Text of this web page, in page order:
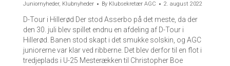
Juniornyheder, Klubnyheder By Klubsekretær AGC 2. august 2022
D-Tour i Hillerød Der stod Asserbo på det meste, da der
den 30. juli blev spillet endnu en afdeling af D-Tour i
Hillerød. Banen stod skapt i det smukke solskin, og AGC
juniorerne var klar ved ribberne. Det blev derfor til en flot i
tredjeplads i U-25 Mesterækken til Christopher Boe